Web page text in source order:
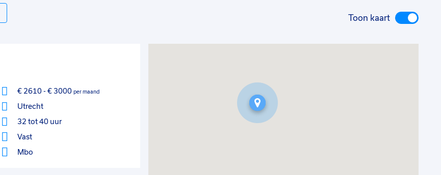
Toon kaart
€ 2610- € 3000 per maand
Utrecht
32 tot 40 uur
Vast
Mbo